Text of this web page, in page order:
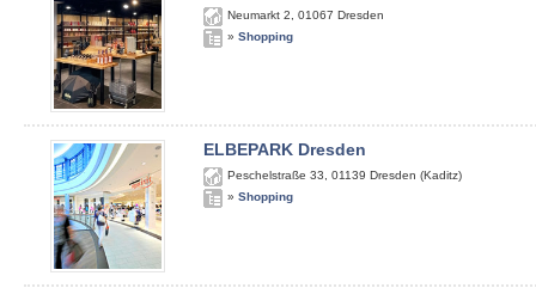
Neumarkt 2 01067 Dresden
» Shopping
ELBEPARK Dresden
Peschelstraße 33 01139 Dresden (Kaditz)
» Shopping